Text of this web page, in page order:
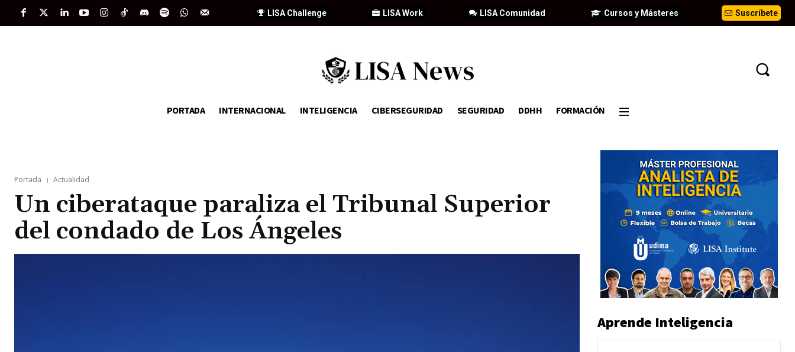
Suscríbete
Cursos y Másteres
LISA Comunidad
LISA Work
LISA Challenge
PORTADA INTERNACIONAL INTELIGENCIA CIBERSEGURIDAD SEGURIDAD DDHH FORMACIÓN
Portada Actualidad
Un ciberataque paraliza el Tribunal Superior
del condado de Los Ángeles
Aprende Inteligencia